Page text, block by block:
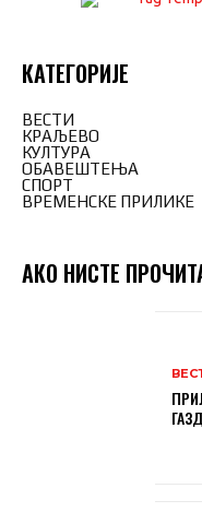
КАТЕГОРИЈЕ
ВЕСТИ
КРАЉЕВО
КУЛТУРА
ОБАВЕШТЕЊА
СПОРТ
ВРЕМЕНСКЕ ПРИЛИКЕ
АКО НИСТЕ